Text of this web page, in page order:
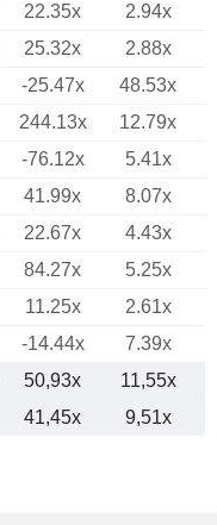
22.35x
2.94x
25.32x
2.88x
-25.47x
48.53x
244.13x
12.79x
-76.12x
5.41x
41.99x
8.07x
22.67x
4.43x
84.27x
5.25x
11.25x
2.61x
-14.44x
7.39x
50,93x
11,55x
41,45x 9,51x